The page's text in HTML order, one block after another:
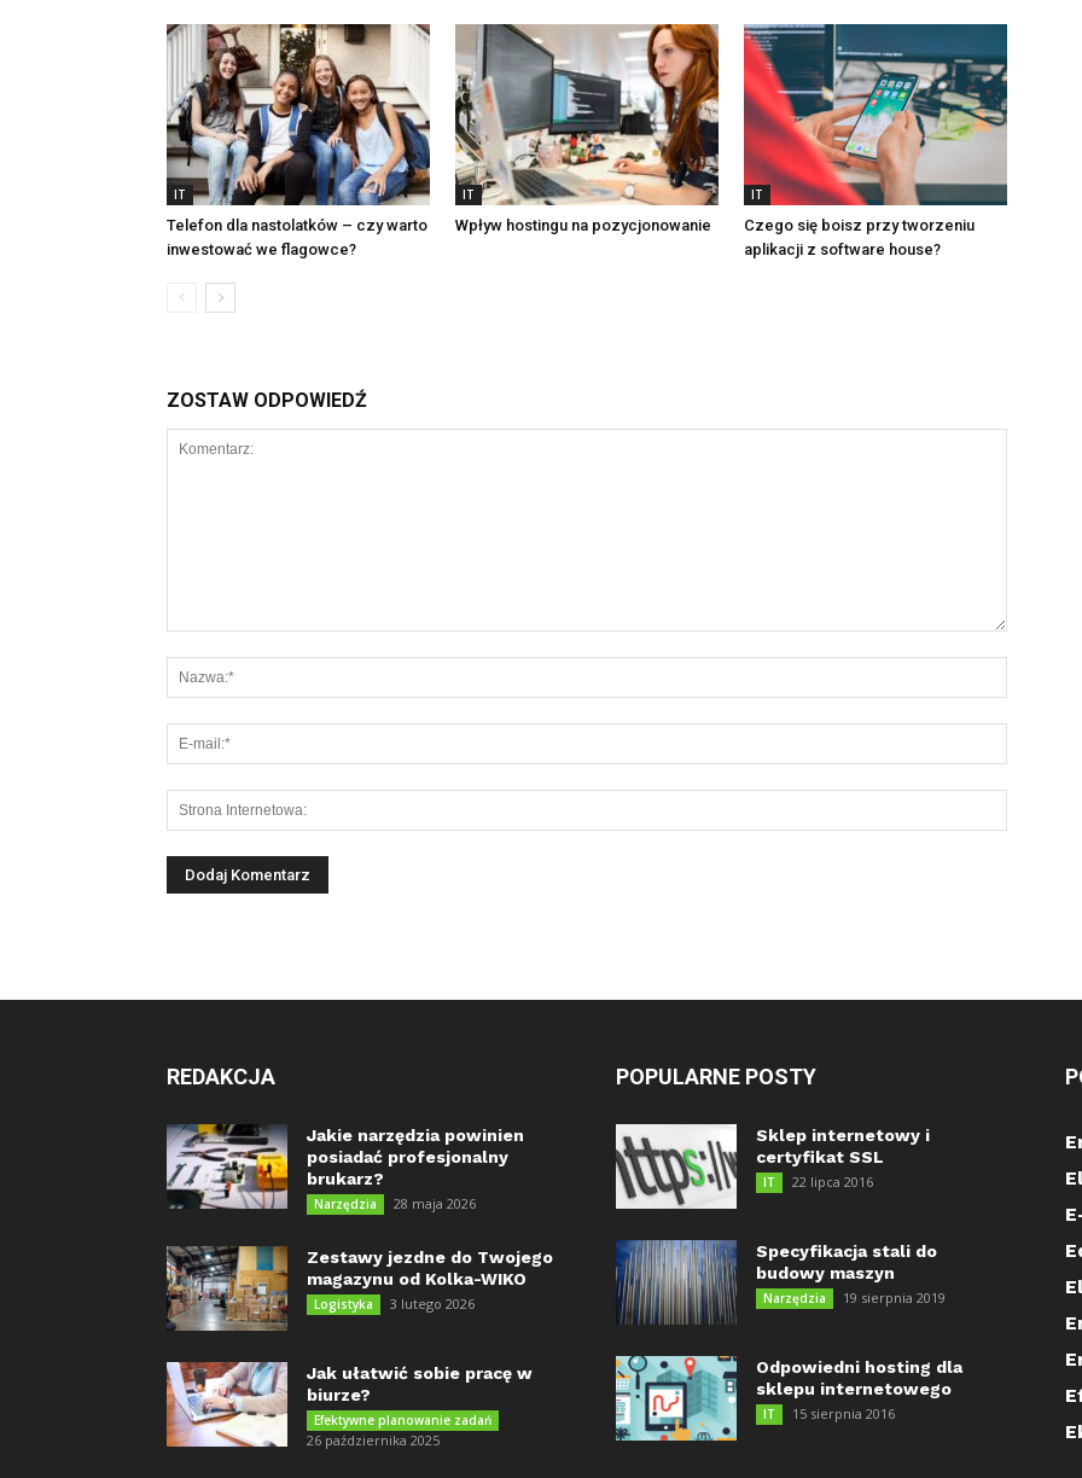
IT
Telefon dla nastolatków – czy warto
inwestować we flagowce?
IT
Wpływ hostingu na pozycjonowanie
IT
Czego się boisz przy tworzeniu
aplikacji z software house?
ZOSTAW ODPOWIEDŹ
REDAKCJA
Jakie narzędzia powinien
posiadać profesjonalny
brukarz?
Narzędzia 28 maja 2026
Zestawy jezdne do Twojego
magazynu od Kolka-WIKO
Logistyka 3 lutego 2026
Jak ułatwić sobie pracę w
biurze?
Efektywne planowanie zadań
26 października 2025
POPULARNE POSTY
Sklep internetowy i
certyfikat SSL
IT 22 lipca 2016
Specyfikacja stali do
budowy maszyn
Narzędzia 19 sierpnia 2019
Odpowiedni hosting dla
sklepu internetowego
IT 15 sierpnia 2016